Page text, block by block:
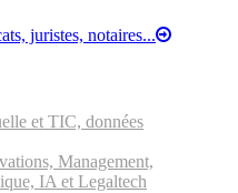
juristes, notaires...
et TIC, données
Management,
IA et Legaltech